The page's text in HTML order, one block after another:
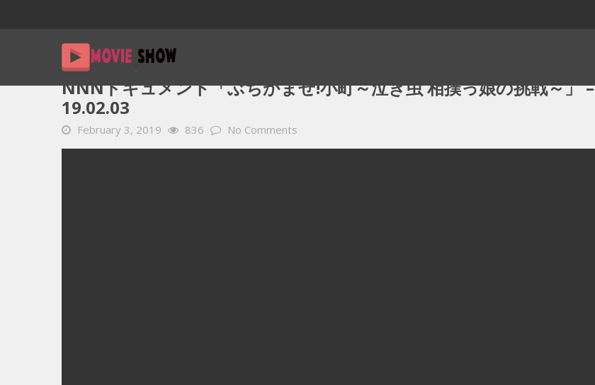
Home
NNNドキュメント「ぶちかませ!小町～泣き虫 相撲っ娘の挑戦～」 –
19.02.03
February 3, 2019 836 No Comments